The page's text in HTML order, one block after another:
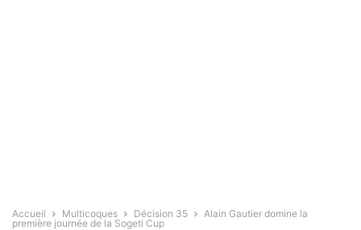
Accueil Multicoques Décision 35
Alain Gautier domine la
première journée de la Sogeti Cup